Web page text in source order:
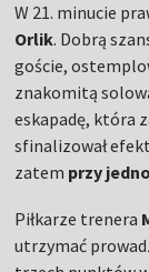
W 21. minucie
Orlik. Dobrą
goście,
znakomitą
eskapadę, która
sfinalizował
zatem przy
Piłkarze trenera
utrzymać